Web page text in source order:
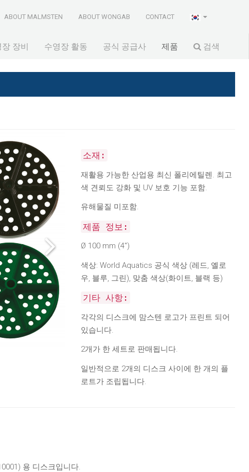
ABOUT MALMSTEN ABOUT WONGAB CONTACT
장 장비 수영장 활동 공식 공급사 제품 검색
소재:
재활용 가능한 산업용 최신 폴리에틸렌. 최고
색 견뢰도 강화 및 UV 보호 기능 포함.
유해물질 미포함.
제품 정보:
Ø 100 mm (4")
색상: World Aquatics 공식 색상 (레드, 옐로
우, 블루, 그린), 맞춤 색상(화이트, 블랙 등)
기타 사항:
각각의 디스크에 맘스텐 로고가 프린트 되어
있습니다.
2개가 한 세트로 판매됩니다.
일반적으로 2개의 디스크 사이에 한 개의 플
로트가 조립됩니다.
용 디스크입니다.